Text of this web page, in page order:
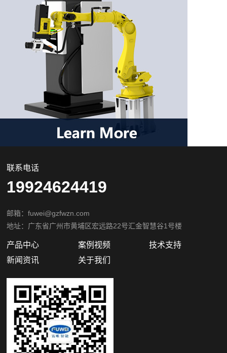
联系电话
19924624419
邮箱：fuwei@gzfwzn.com
地址：广东省广州市黄埔区宏远路22号汇金智慧谷1号楼
产品中心 案例视频
技术支持
新闻资讯
关于我们